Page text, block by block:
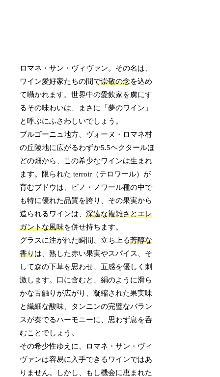
ロマネ・サン・ヴィヴァン。その名は、
ワイン愛好家たちの間で崇敬の念を込め
て囁かれます。世界中の愛飲家を虜にす
るその味わいは、まさに「夢のワイン」
と呼ぶにふさわしいでしょう。
ブルゴーニュ地方、ヴォーヌ・ロマネ村
の丘陵地に広がるわずか5.5ヘクタールほ
どの畑から、この希少なワインは生まれ
ます。限られた terroir（テロワール）が
育むブドウは、ピノ・ノワール種の中で
も特に優れた品質を誇り、その果実から
造られるワインは、深遠な複雑さとエレ
ガントな風味を併せ持ちます。
グラスに注がれた瞬間、立ち上る芳醇な
香りは、熟した赤い果実やスパイス、そ
して森の下草を思わせ、五感を優しく刺
激します。口に含むと、絹のように滑ら
かな舌触りが広がり、凝縮された果実味
と繊細な酸味、タンニンの完璧なバラン
スが奏でるハーモニーに、思わず息を呑
むことでしょう。
その希少性ゆえに、ロマネ・サン・ヴィ
ヴァンは容易に入手できるワインではあ
りません。しかし、もし機会に恵まれた